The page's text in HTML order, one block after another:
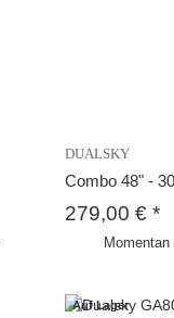
DUALSKY
Combo 48" -
279,00 € *
Auf Lager